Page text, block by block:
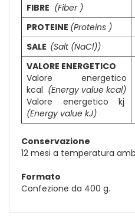
FIBRE (Fiber )
PROTEINE (Proteins )
SALE (Salt (NaCl))
VALORE ENERGETICO
Valore energetico
kcal (Energy value kcal)
Valore energetico kj
(Energy value kJ)
Conservazione
12 mesi a temperatura
Formato
Confezione da 400 g.